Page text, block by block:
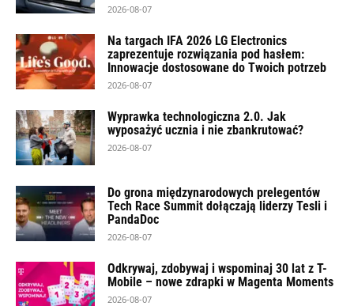
2026-08-07
Na targach IFA 2026 LG Electronics
zaprezentuje rozwiązania pod hasłem:
Innowacje dostosowane do Twoich potrzeb
2026-08-07
Wyprawka technologiczna 2.0. Jak
wyposażyć ucznia i nie zbankrutować?
2026-08-07
Do grona międzynarodowych prelegentów
Tech Race Summit dołączają liderzy Tesli i
PandaDoc
2026-08-07
Odkrywaj, zdobywaj i wspominaj 30 lat z T-
Mobile – nowe zdrapki w Magenta Moments
2026-08-07